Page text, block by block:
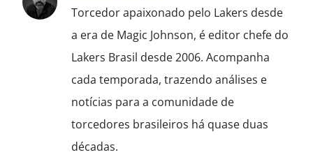
Torcedor apaixonado pelo Lakers desde
a era de Magic Johnson, é editor chefe do
Lakers Brasil desde 2006. Acompanha
cada temporada, trazendo análises e
notícias para a comunidade de
torcedores brasileiros há quase duas
décadas.